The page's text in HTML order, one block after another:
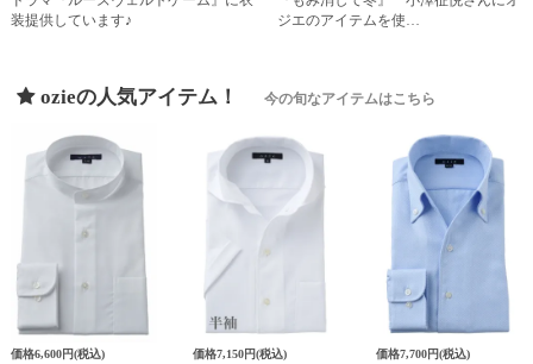
装提供しています♪
ジエのアイテムを使…
ozieの人気アイテム！ 今の旬なアイテムはこちら
価格6,600円(税込) 価格7,150円(税込) 価格7,700円(税込)